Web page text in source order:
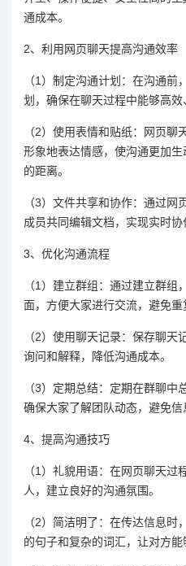
通成本。
2、利用网页聊天提高沟通效率
（1）制定沟通计划：在沟通
划，确保在聊天过程中能够高效
（2）使用表情和贴纸：网页
形象地表达情感，使沟通更加
的距离。
（3）文件共享和协作：通过网
成员共同编辑文档，实现实时协
3、优化沟通流程
（1）建立群组：通过建立群
面，方便大家进行交流，避免重
（2）使用聊天记录：保存聊
询问和解释，降低沟通成本。
（3）定期总结：定期在群聊中
确保大家了解团队动态，避免信
4、提高沟通技巧
（1）礼貌用语：在网页聊天过
人，建立良好的沟通氛围。
（2）简洁明了：在传达信息
的句子和复杂的词汇，让对方能